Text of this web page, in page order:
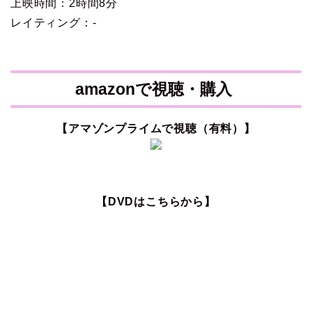
上映時間：2時間8分
レイティング：-
amazonで視聴・購入
【アマゾンプライムで視聴（有料）】
【DVDはこちらから】